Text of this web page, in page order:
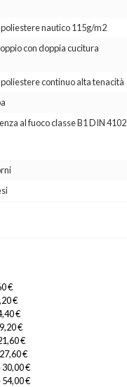
€
€
€
€
€
€
€
€
poliestere nautico 115g/m2
con doppia cucitura
poliestere continuo alta tenacità
al fuoco classe B1 DIN 4102